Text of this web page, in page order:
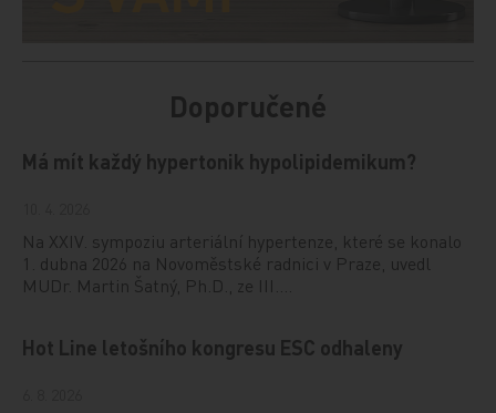
Doporučené
Má mít každý hypertonik hypolipidemikum?
Na XXIV. sympoziu arteriální hypertenze, které se konalo
1. dubna 2026 na Novoměstské radnici v Praze, uvedl
MUDr. Martin Šatný, Ph.D., ze III.…
Hot Line letošního kongresu ESC odhaleny